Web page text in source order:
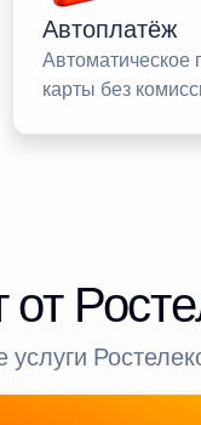
Автоплатёж
Автоматическое
карты без